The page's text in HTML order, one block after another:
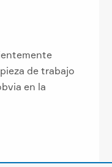
de trabajo
en la